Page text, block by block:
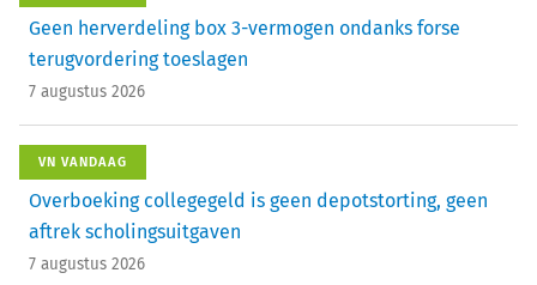
Geen herverdeling box 3-vermogen ondanks forse
terugvordering toeslagen
7 augustus 2026
VN VANDAAG
Overboeking collegegeld is geen depotstorting, geen
aftrek scholingsuitgaven
7 augustus 2026